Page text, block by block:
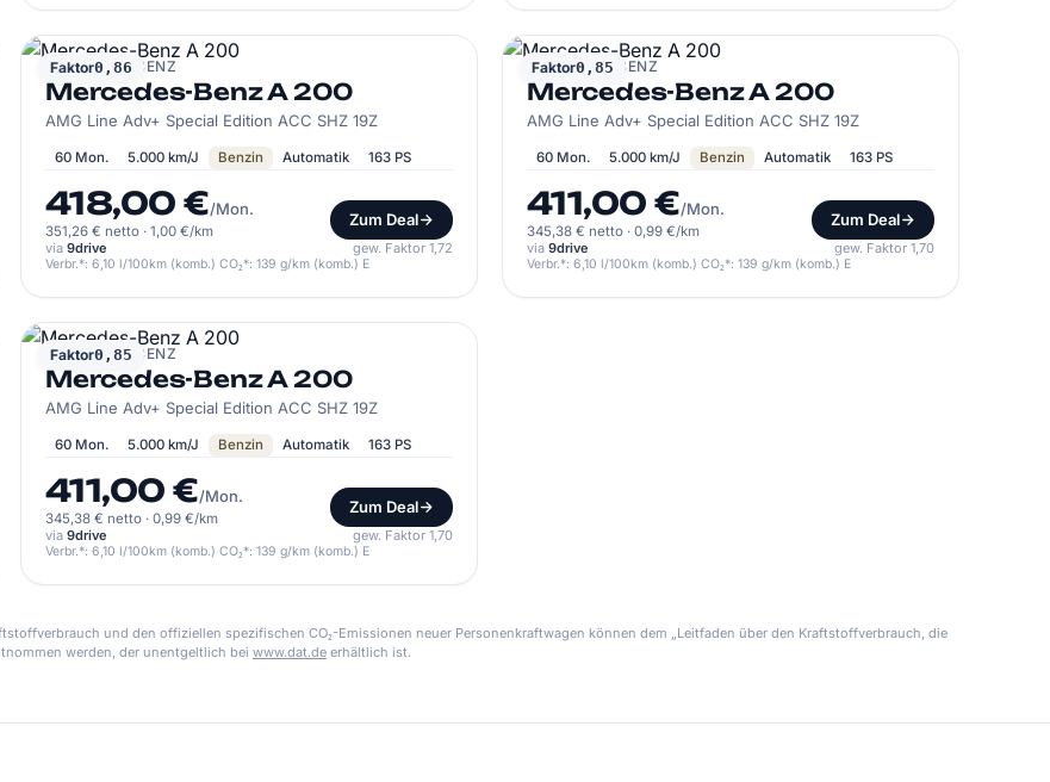
Faktor0,86
MERCEDES-BENZ
Mercedes-Benz A 200
AMG Line Adv+ Special Edition ACC SHZ 19Z
60 Mon. 5.000 km/J Benzin Automatik 163 PS
418,00 €/Mon.
351,26 € netto · 1,00 €/km
Zum Deal
via 9drive gew. Faktor 1,72
Verbr.*: 6,10 l/100km (komb.) CO₂*: 139 g/km (komb.) E
Faktor0,85
MERCEDES-BENZ
Mercedes-Benz A 200
AMG Line Adv+ Special Edition ACC SHZ 19Z
60 Mon. 5.000 km/J Benzin Automatik 163 PS
411,00 €/Mon.
345,38 € netto · 0,99 €/km
Zum Deal
via 9drive gew. Faktor 1,70
Verbr.*: 6,10 l/100km (komb.) CO₂*: 139 g/km (komb.) E
Faktor0,85
MERCEDES-BENZ
Mercedes-Benz A 200
AMG Line Adv+ Special Edition ACC SHZ 19Z
60 Mon. 5.000 km/J Benzin Automatik 163 PS
411,00 €/Mon.
345,38 € netto · 0,99 €/km
Zum Deal
via 9drive gew. Faktor 1,70
Verbr.*: 6,10 l/100km (komb.) CO₂*: 139 g/km (komb.) E
und den offiziellen spezifischen CO₂-Emissionen neuer Personenkraftwagen können dem „Leitfaden über den Kraftstoffverbrauch, die
werden, der unentgeltlich bei www.dat.de erhältlich ist.